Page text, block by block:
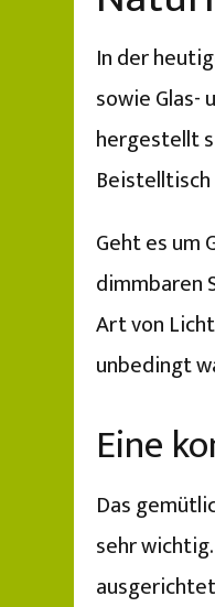
In der
sowie Glas-
hergestellt
Geht es um
dimmbaren
Art von
unbedingt
Eine
Das
sehr